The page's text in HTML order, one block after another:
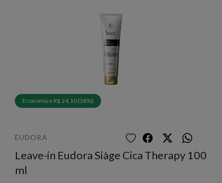
Economize R$ 24,10 (38%)
EUDORA
Leave-in Eudora Siàge Cica Therapy 100
ml